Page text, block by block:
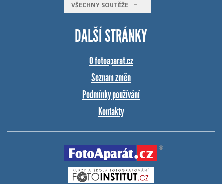
VŠECHNY SOUTĚŽE
DALŠÍ STRÁNKY
O fotoaparat.cz
Seznam změn
Podmínky používání
Kontakty